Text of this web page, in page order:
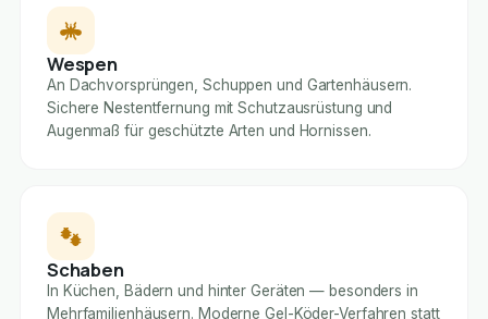
Wespen
An Dachvorsprüngen, Schuppen und Gartenhäusern.
Sichere Nestentfernung mit Schutzausrüstung und
Augenmaß für geschützte Arten und Hornissen.
Schaben
In Küchen, Bädern und hinter Geräten — besonders in
Mehrfamilienhäusern. Moderne Gel-Köder-Verfahren statt